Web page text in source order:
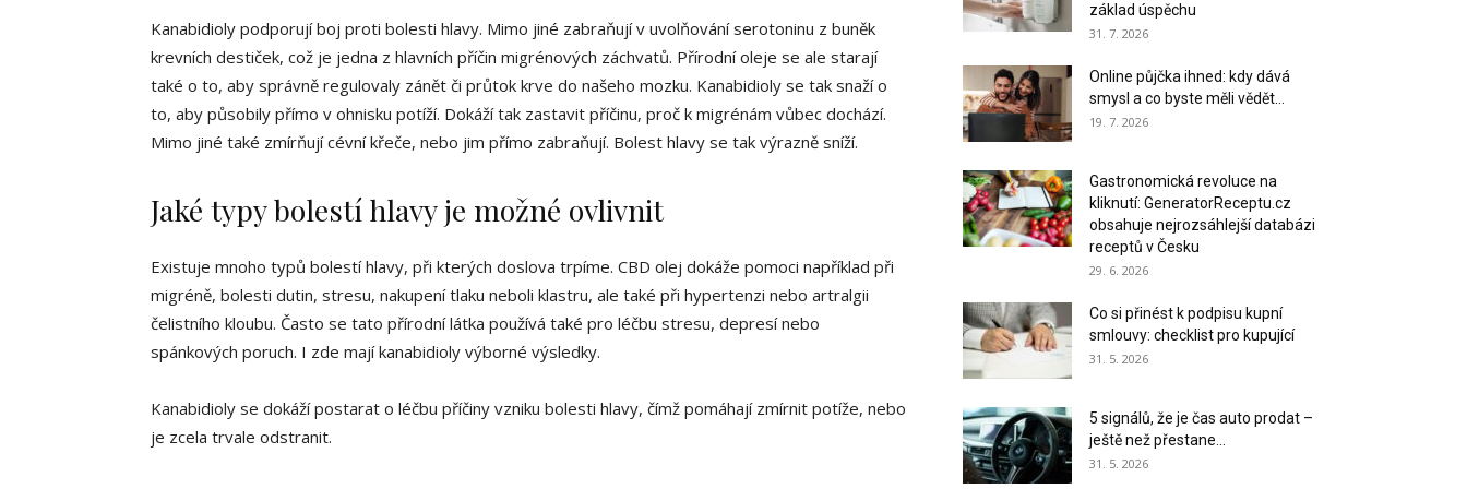
Kanabidioly podporují boj proti bolesti hlavy. Mimo jiné zabraňují v uvolňování serotoninu z buněk
krevních destiček, což je jedna z hlavních příčin migrénových záchvatů. Přírodní oleje se ale starají
také o to, aby správně regulovaly zánět či průtok krve do našeho mozku. Kanabidioly se tak snaží o
to, aby působily přímo v ohnisku potíží. Dokáží tak zastavit příčinu, proč k migrénám vůbec dochází.
Mimo jiné také zmírňují cévní křeče, nebo jim přímo zabraňují. Bolest hlavy se tak výrazně sníží.
Jaké typy bolestí hlavy je možné ovlivnit
Existuje mnoho typů bolestí hlavy, při kterých doslova trpíme. CBD olej dokáže pomoci například při
migréně, bolesti dutin, stresu, nakupení tlaku neboli klastru, ale také při hypertenzi nebo artralgii
čelistního kloubu. Často se tato přírodní látka používá také pro léčbu stresu, depresí nebo
spánkových poruch. I zde mají kanabidioly výborné výsledky.
Kanabidioly se dokáží postarat o léčbu příčiny vzniku bolesti hlavy, čímž pomáhají zmírnit potíže, nebo
je zcela trvale odstranit.
základ úspěchu
31. 7. 2026
Online půjčka ihned: kdy dává
smysl a co byste měli vědět...
19. 7. 2026
Gastronomická revoluce na
kliknutí: GeneratorReceptu.cz
obsahuje nejrozsáhlejší databázi
receptů v Česku
29. 6. 2026
Co si přinést k podpisu kupní
smlouvy: checklist pro kupující
31. 5. 2026
5 signálů, že je čas auto prodat –
ještě než přestane...
31. 5. 2026